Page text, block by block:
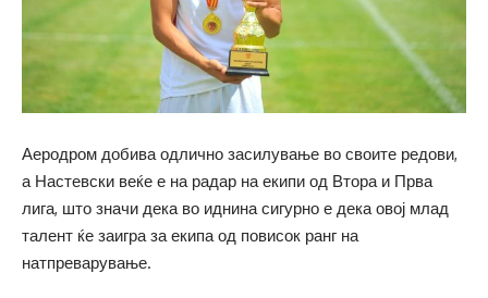
Аеродром добива одлично засилување во своите редови,
а Настевски веќе е на радар на екипи од Втора и Прва
лига, што значи дека во иднина сигурно е дека овој млад
талент ќе заигра за екипа од повисок ранг на
натпреварување.